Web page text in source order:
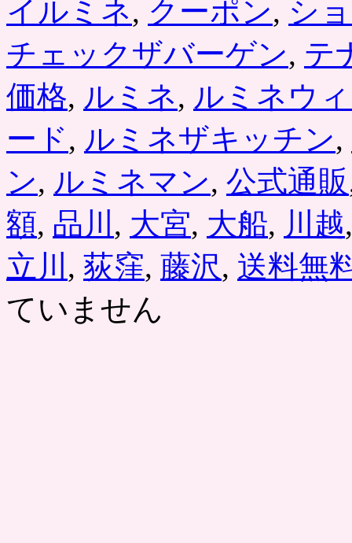
イルミネ, クーポン, シ
チェックザバーゲン, テ
価格, ルミネ, ルミネウ
ード, ルミネザキッチン,
ン, ルミネマン, 公式通販
額, 品川 , 大宮, 大船, 川越
立川 , 荻窪, 藤沢, 送料無
ていません